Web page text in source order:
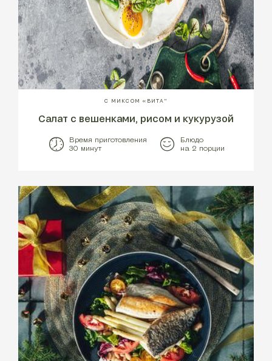
С МИКСОМ «ВИТА"
Салат с вешенками, рисом и кукурузой
Время приготовления
30 минут
Блюдо
на 2 порции